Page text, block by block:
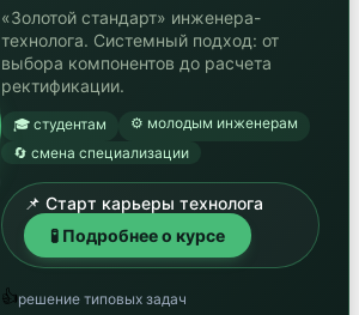
«Золотой стандарт» инженера-
технолога. Системный подход: от
выбора компонентов до расчета
ректификации.
🎓 студентам
⚙️ молодым инженерам
🔄 смена специализации
📌 Старт карьеры технолога
🧪 Подробнее о курсе
👍решение типовых задач